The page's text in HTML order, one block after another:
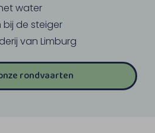
water
bij de steiger
van Limburg
rondvaarten